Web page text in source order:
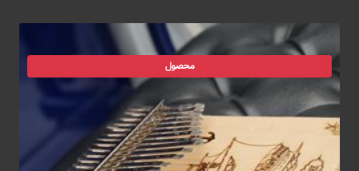
محصول